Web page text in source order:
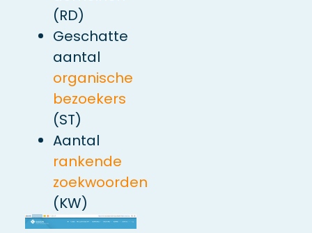
(RD)
Geschatte
aantal
organische
bezoekers
(ST)
Aantal
rankende
zoekwoorden
(KW)